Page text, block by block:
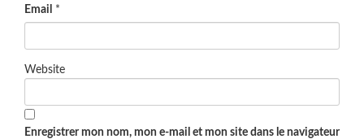
Email *
Website
Enregistrer mon nom, mon e-mail et mon site dans le navigateur